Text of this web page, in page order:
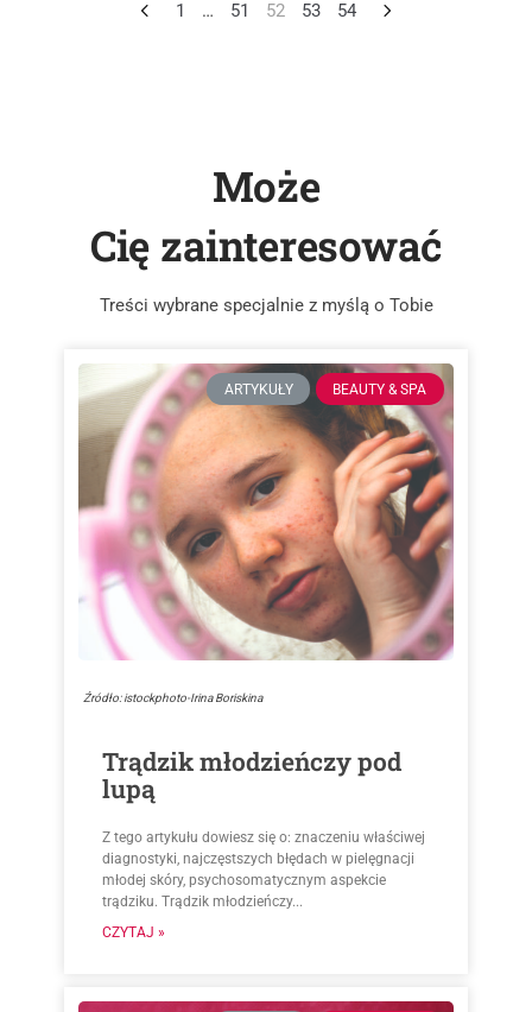
1 … 51 52 53 54
Może
Cię zainteresować
Treści wybrane specjalnie z myślą o Tobie
ARTYKUŁY BEAUTY & SPA
Źródło: istockphoto-Irina Boriskina
Trądzik młodzieńczy pod
lupą
Z tego artykułu dowiesz się o: znaczeniu właściwej
diagnostyki, najczęstszych błędach w pielęgnacji
młodej skóry, psychosomatycznym aspekcie
trądziku. Trądzik młodzieńczy...
CZYTAJ »